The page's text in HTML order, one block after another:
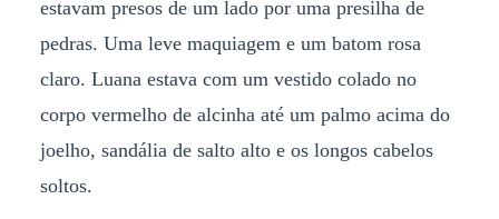
estavam presos de um lado por uma presilha de
pedras. Uma leve maquiagem e um batom rosa
claro. Luana estava com um vestido colado no
corpo vermelho de alcinha até um palmo acima do
joelho, sandália de salto alto e os longos cabelos
soltos.